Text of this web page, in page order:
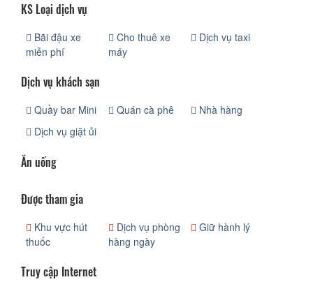
KS Loại dịch vụ
Bãi đậu xe
miễn phí
Cho thuê xe
máy
Dịch vụ taxi
Dịch vụ khách sạn
Quầy bar Mini Quán cà phê
Nhà hàng
Dịch vụ giặt ủi
Ăn uống
Được tham gia
Khu vực hút
thuốc
Dịch vụ phòng
hàng ngày
Giữ hành lý
Truy cập Internet